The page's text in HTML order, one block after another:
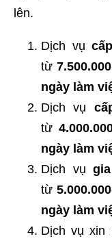
lên.
Dịch vụ
từ
ngày làm
Dịch vụ
từ
ngày làm
Dịch vụ
từ
ngày làm
Dịch vụ xin